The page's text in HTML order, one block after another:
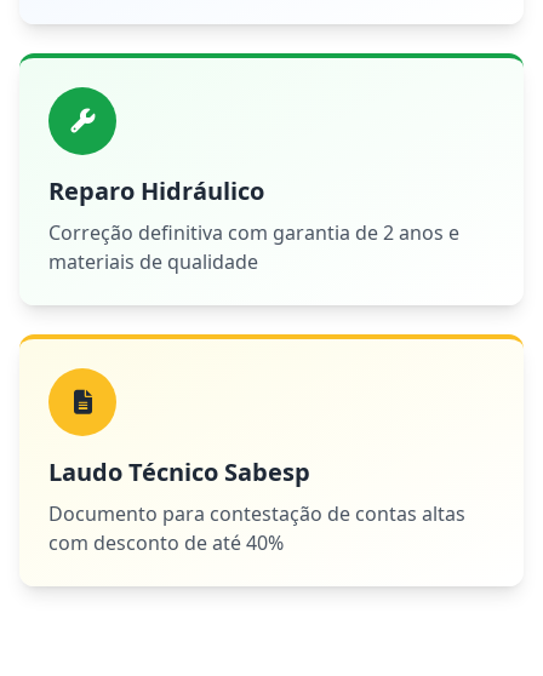
Reparo Hidráulico
Correção definitiva com garantia de 2 anos e
materiais de qualidade
Laudo Técnico Sabesp
Documento para contestação de contas altas
com desconto de até 40%